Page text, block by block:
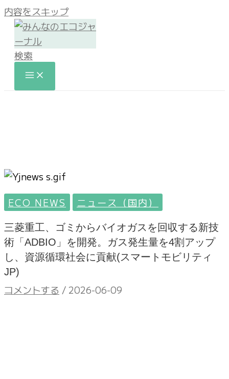
内容をスキップ
検索
ECO NEWS ニュース（国内）
三菱重工、ゴミからバイオガスを回収する新技
術「ADBIO」を開発。ガス発生量を4割アップ
し、資源循環社会に貢献(スマートモビリティ
JP)
コメントする / 2026-06-09